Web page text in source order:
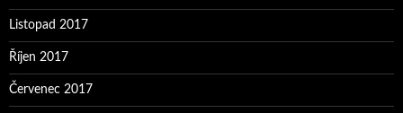
Listopad 2017
Říjen 2017
Červenec 2017